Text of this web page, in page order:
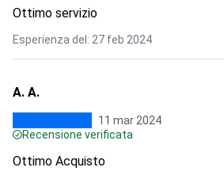
Ottimo servizio
Esperienza del: 27 feb 2024
A. A.
11 mar 2024
Recensione verificata
Ottimo Acquisto